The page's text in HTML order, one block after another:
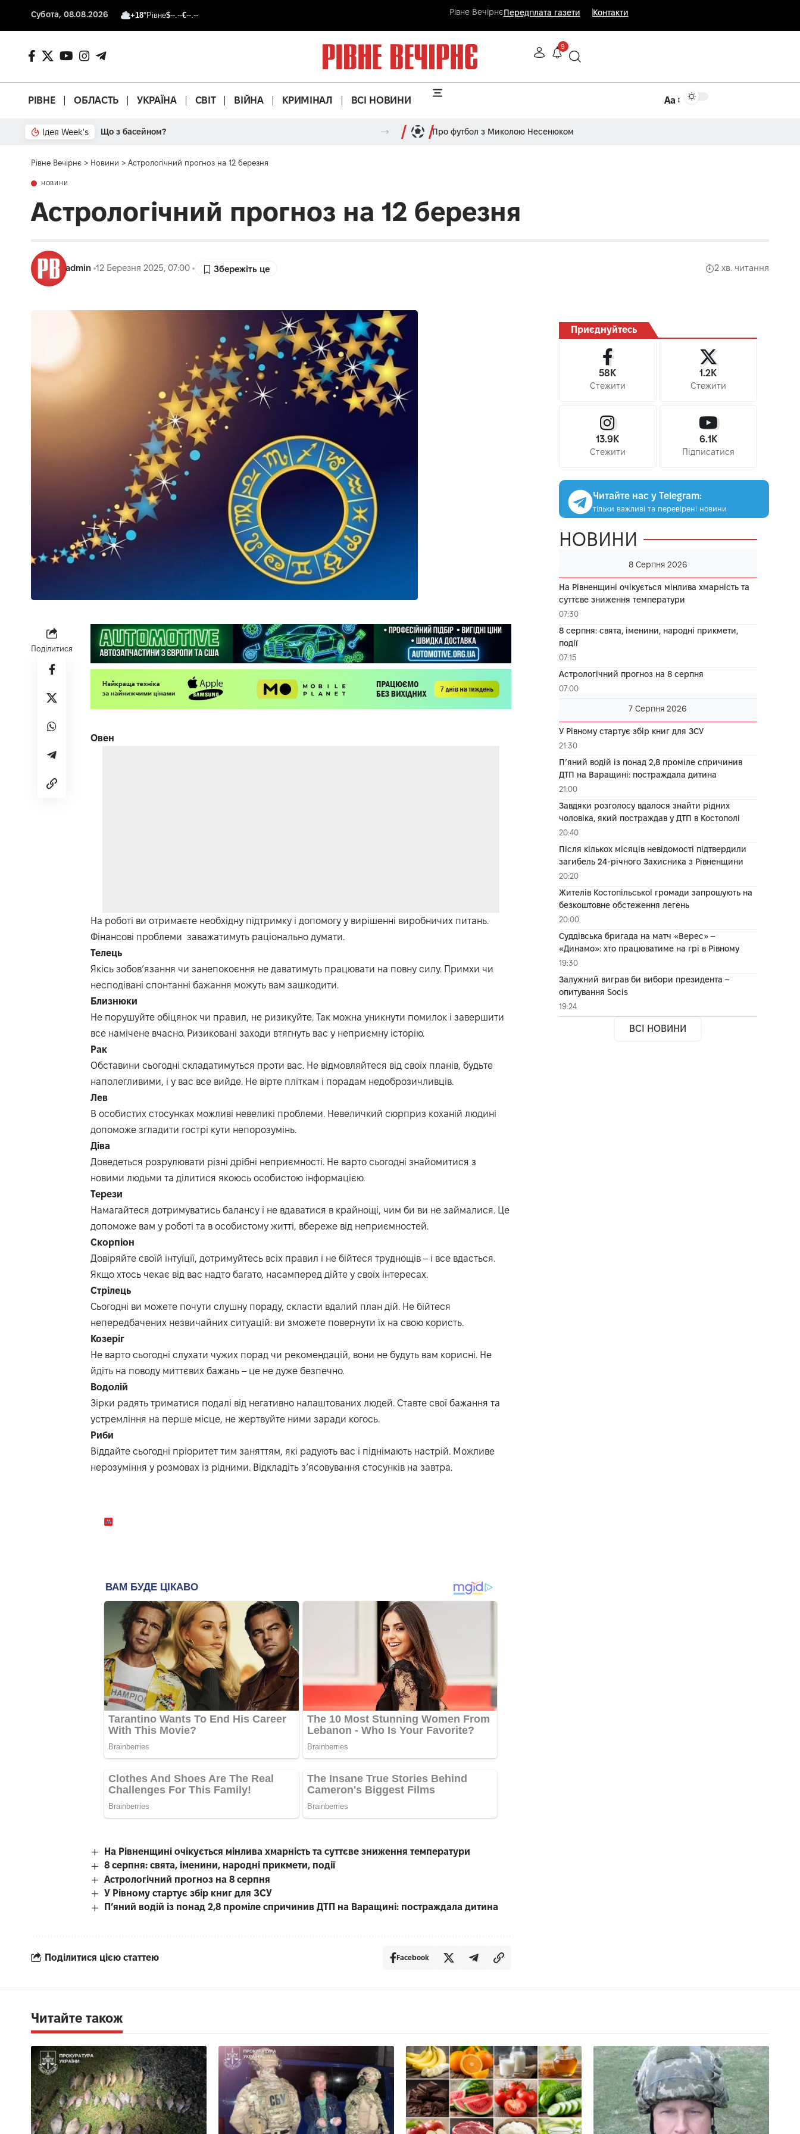
Субота, 08.08.2026 +18°Рівне$--.--€--.-- Рівне ВечірнєПередплата газети Контакти
9
РІВНЕ ОБЛАСТЬ УКРАЇНА СВІТ ВІЙНА КРИМІНАЛ ВСІ НОВИНИ Аа
Ідея Week's Що з басейном? Про футбол з Миколою Несенюком
Рівне Вечірнє > Новини > Астрологічний прогноз на 12 березня
НОВИНИ
Астрологічний прогноз на 12 березня
admin 12 Березня 2025, 07:00 2 хв. читання
Поділитися
Овен
На роботі ви отримаєте необхідну підтримку і допомогу у вирішенні виробничих питань.
Фінансові проблеми заважатимуть раціонально думати.
Телець
Якісь зобов’язання чи занепокоєння не даватимуть працювати на повну силу. Примхи чи
несподівані спонтанні бажання можуть вам зашкодити.
Близнюки
Не порушуйте обіцянок чи правил, не ризикуйте. Так можна уникнути помилок і завершити
все намічене вчасно. Ризиковані заходи втягнуть вас у неприємну історію.
Рак
Обставини сьогодні складатимуться проти вас. Не відмовляйтеся від своїх планів, будьте
наполегливими, і у вас все вийде. Не вірте пліткам і порадам недоброзичливців.
Лев
В особистих стосунках можливі невеликі проблеми. Невеличкий сюрприз коханій людині
допоможе згладити гострі кути непорозумінь.
Діва
Доведеться розрулювати різні дрібні неприємності. Не варто сьогодні знайомитися з
новими людьми та ділитися якоюсь особистою інформацією.
Терези
Намагайтеся дотримуватись балансу і не вдаватися в крайнощі, чим би ви не займалися. Це
допоможе вам у роботі та в особистому житті, вбереже від неприємностей.
Скорпіон
Довіряйте своїй інтуїції, дотримуйтесь всіх правил і не бійтеся труднощів – і все вдасться.
Я кщо хтось чекає від вас надто багато, насамперед дійте у своїх інтересах.
Стрілець
Сьогодні ви можете почути слушну пораду, скласти вдалий план дій. Не бійтеся
непередбачених незвичайних ситуацій: ви зможете повернути їх на свою користь.
Козеріг
Не варто сьогодні слухати чужих порад чи рекомендацій, вони не будуть вам корисні. Не
йдіть на поводу миттєвих бажань – це не дуже безпечно.
Водолій
Зірки радять триматися подалі від негативно налаштованих людей. Ставте свої бажання та
устремління на перше місце, не жертвуйте ними заради когось.
Риби
Віддайте сьогодні пріоритет тим заняттям, які радують вас і піднімають настрій. Можливе
нерозуміння у розмовах із рідними. Відкладіть з’ясовування стосунків на завтра.
На Рівненщині очікується мінлива хмарність та суттєве зниження температури
8 серпня: свята, іменини, народні прикмети, події
Астрологічний прогноз на 8 серпня
У Рівному стартує збір книг для ЗСУ
П’яний водій із понад 2,8 проміле спричинив ДТП на Варащині: постраждала дитина
Поділитися цією статтею Facebook
Приєднуйтесь
58K
Стежити
1.2K
Стежити
13.9K
Стежити
6.1K
Підписатися
Читайте нас у Telegram:
тільки важливі та перевірені новини
НОВИНИ
8 Серпня 2026
На Рівненщині очікується мінлива хмарність та
суттєве зниження температури
07:30
8 серпня: свята, іменини, народні прикмети,
події
07:15
Астрологічний прогноз на 8 серпня
07:00
7 Серпня 2026
У Рівному стартує збір книг для ЗСУ
21:30
П’яний водій із понад 2,8 проміле спричинив
ДТП на Варащині: постраждала дитина
21:00
Завдяки розголосу вдалося знайти рідних
чоловіка, який постраждав у ДТП в Костополі
20:40
Після кількох місяців невідомості підтвердили
загибель 24-річного Захисника з Рівненщини
20:20
Жителів Костопільської громади запрошують на
безкоштовне обстеження легень
20:00
Суддівська бригада на матч «Верес» –
«Динамо»: хто працюватиме на грі в Рівному
19:30
Залужний виграв би вибори президента –
опитування Socis
19:24
ВСІ НОВИНИ
Читайте також